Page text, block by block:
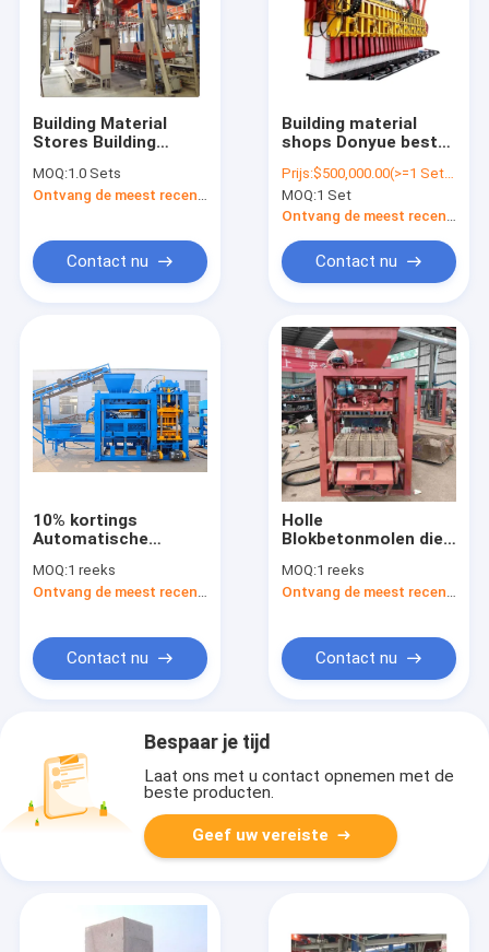
Building Material
Stores Building
Plant Autoclave
Aerated Concrete
MOQ:1.0 Sets
Contact nu
Building material
shops Donyue best
making machine light
block machine
factory
Prijs:$500,000.00(>=1 Sets)
MOQ:1 Set
Contact nu
10% kortings
Automatische
Machine om
Concrete
MOQ:1 reeks
Contact nu
Holle
Blokbetonmolen die
Concrete
Blokkerende Machine
MOQ:1 reeks
Contact nu
Bespaar je tijd
Laat ons met u contact opnemen met de
beste producten.
Geef uw vereiste